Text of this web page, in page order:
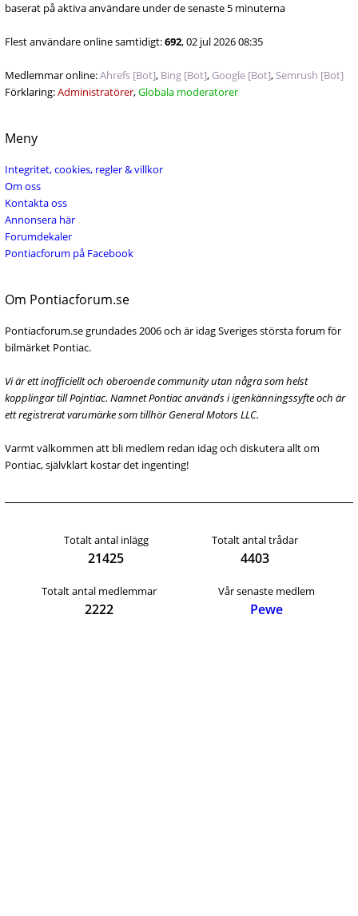
baserat på aktiva användare under de senaste 5 minuterna
Flest användare online samtidigt:692, 02 jul 2026 08:35
Medlemmar online:Ahrefs [Bot], Bing [Bot], Google [Bot], Semrush [Bot]
Förklaring:Administratörer,Globala moderatorer
Meny
Integritet, cookies, regler & villkor
Om oss
Kontakta oss
Annonsera här
Forumdekaler
Pontiacforum på Facebook
Om Pontiacforum.se
Pontiacforum.se grundades 2006 och är idag Sveriges största forum för
bilmärket Pontiac.
Vi är ett inofficiellt och oberoende community utan några som helst
kopplingar till Pojntiac. Namnet Pontiac används i igenkänningssyfte och är
ett registrerat varumärke som tillhör General Motors LLC.
Varmt välkommen att bli medlem redan idag och diskutera allt om
Pontiac, självklart kostar det ingenting!
Totalt antal inlägg
21425
Totalt antal trådar
4403
Totalt antal medlemmar
2222
Vår senaste medlem
Pewe